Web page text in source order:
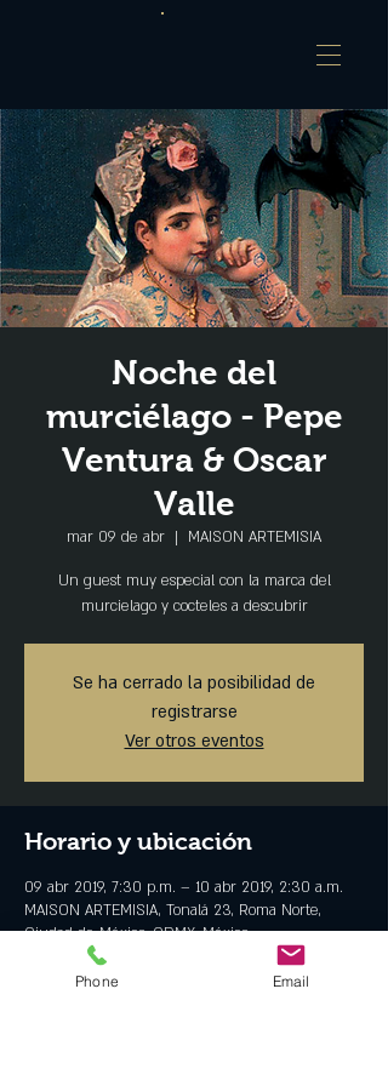
Noche del
murciélago - Pepe
Ventura & Oscar
Valle
mar 09 de abr
  |
MAISON ARTEMISIA
Un guest muy especial con la marca del
murcielago y cocteles a descubrir
Se ha cerrado la posibilidad de
registrarse
Ver otros eventos
Horario y ubicación
09 abr 2019, 7:30 p.m. – 10 abr 2019, 2:30 a.m.
MAISON ARTEMISIA, Tonalá 23, Roma Norte,
Ciudad de México, CDMX, México
Phone Email